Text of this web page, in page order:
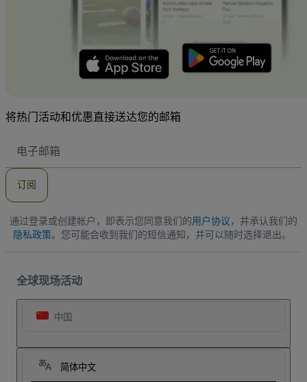
将热门活动和优惠直接送达您的邮箱
子
地
订阅
通过登录或创建帐户，即表示您同意我们的用户协议 ，并承认我们的
隐私政策。您可能会收到我们的短信通知，并可以随时选择退出。
全球现场活动
中国
简体中文